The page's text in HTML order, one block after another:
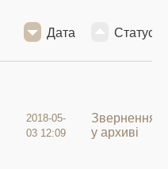
Дата Статус
2018-05-
03 12:09
Звернення
у архиві